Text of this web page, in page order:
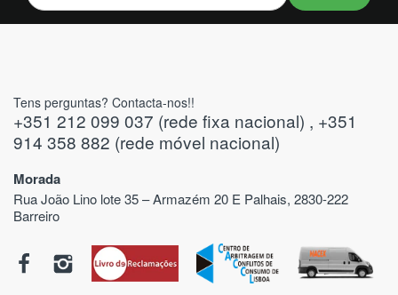
Tens perguntas? Contacta-nos!!
+351 212 099 037 (rede fixa nacional) , +351
914 358 882 (rede móvel nacional)
Morada
Rua João Lino lote 35 – Armazém 20 E Palhais, 2830-222
Barreiro